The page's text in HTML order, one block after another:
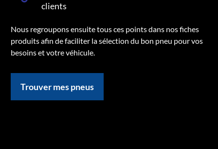
clients
Nous regroupons ensuite tous ces points dans nos fiches
produits afin de faciliter la sélection du bon pneu pour vos
besoins et votre véhicule.
Trouver mes pneus